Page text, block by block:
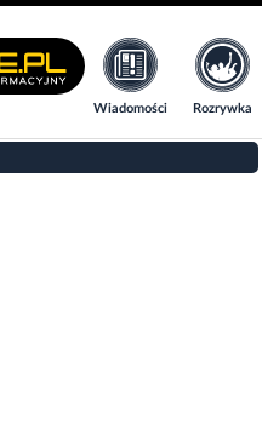
Wiadomości Rozrywka